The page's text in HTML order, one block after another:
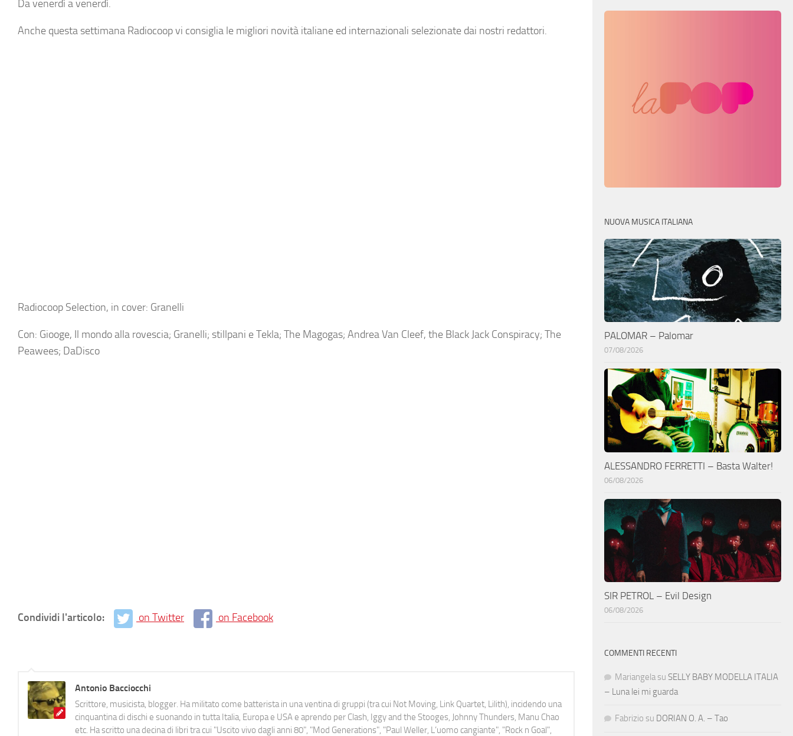
Da venerdì a venerdì.
Anche questa settimana Radiocoop vi consiglia le migliori novità italiane ed internazionali selezionate dai nostri redattori.
Radiocoop Selection, in cover: Granelli
Con: Giooge, Il mondo alla rovescia; Granelli; stillpani e Tekla; The Magogas; Andrea Van Cleef, the Black Jack Conspiracy; The
Peawees; DaDisco
Condividi l'articolo: on Twitter on Facebook
Antonio Bacciocchi
Scrittore, musicista, blogger. Ha militato come batterista in una ventina di gruppi (tra cui Not Moving, Link Quartet, Lilith), incidendo una
cinquantina di dischi e suonando in tutta Italia, Europa e USA e aprendo per Clash, Iggy and the Stooges, Johnny Thunders, Manu Chao
etc. Ha scritto una decina di libri tra cui "Uscito vivo dagli anni 80", "Mod Generations", "Paul Weller, L’uomo cangiante", "Rock n Goal",
NUOVA MUSICA ITALIANA
PALOMAR – Palomar
07/08/2026
ALESSANDRO FERRETTI – Basta Walter!
06/08/2026
SIR PETROL – Evil Design
06/08/2026
COMMENTI RECENTI
Mariangela su SELLY BABY MODELLA ITALIA
– Luna lei mi guarda
Fabrizio su DORIAN O. A. – Tao